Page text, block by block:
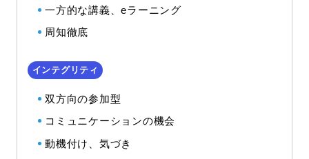
一方的な講義、eラーニング
周知徹底
双方向の参加型
コミュニケーションの機会
動機付け、気づき